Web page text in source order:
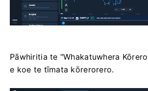
Pāwhiritia te "Whakatuwhera
e koe te tīmata kōrerorero.